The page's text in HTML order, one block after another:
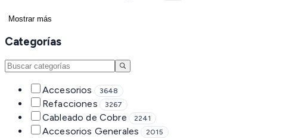
Mostrar más
Categorías
Accesorios 3648
Refacciones 3267
Cableado de Cobre 2241
Accesorios Generales 2015